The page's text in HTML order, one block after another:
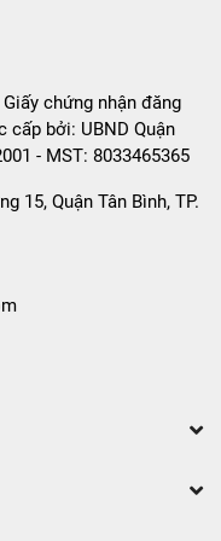
gói 500gr
500grchứng nhận đăng
cấp bởi: UBND Quận
- MST: 8033465365
15, Quận Tân Bình, TP.